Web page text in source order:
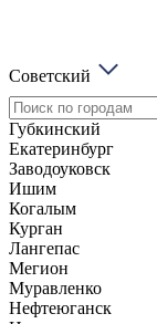
Советский
Губкинский
Екатеринбург
Заводоуковск
Ишим
Когалым
Курган
Лангепас
Мегион
Муравленко
Нефтеюганск